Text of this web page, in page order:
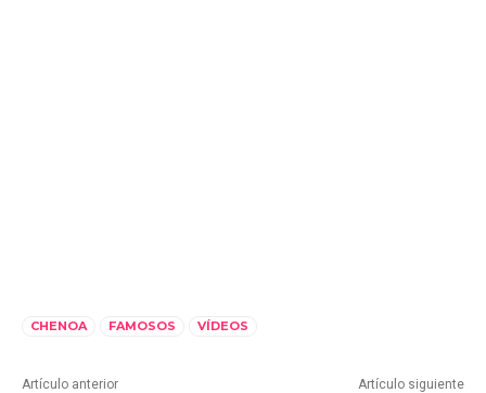
CHENOA FAMOSOS VÍDEOS
Artículo anterior Artículo siguiente